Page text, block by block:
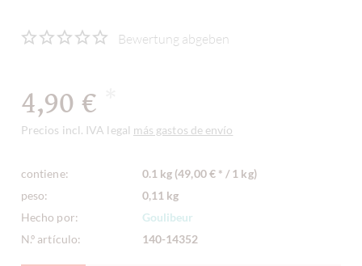
Bewertung abgeben
4,90 €
Precios incl. IVA legal más gastos de envío
contiene:
0.1 kg (49,00 € * / 1 kg)
peso:
0,11 kg
Hecho por:
Goulibeur
N.º artículo:
140-14352